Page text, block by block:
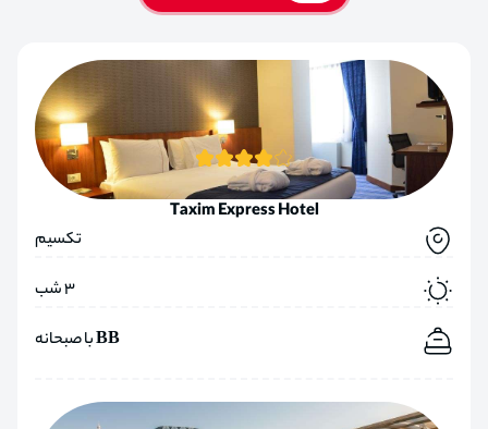
Taxim Express Hotel
تکسیم
3 شب
BB با صبحانه